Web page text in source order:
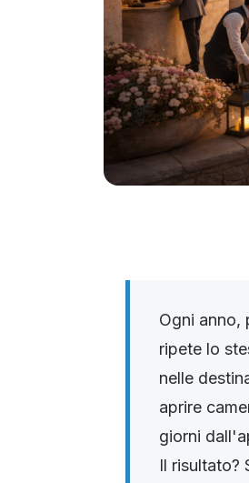
Ogni anno,
ripete lo
nelle
aprire
giorni
Il risultato?